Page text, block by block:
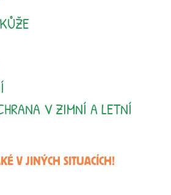
V ZIMNÍ A LETNÍ
V JINÝCH SITUACÍCH!